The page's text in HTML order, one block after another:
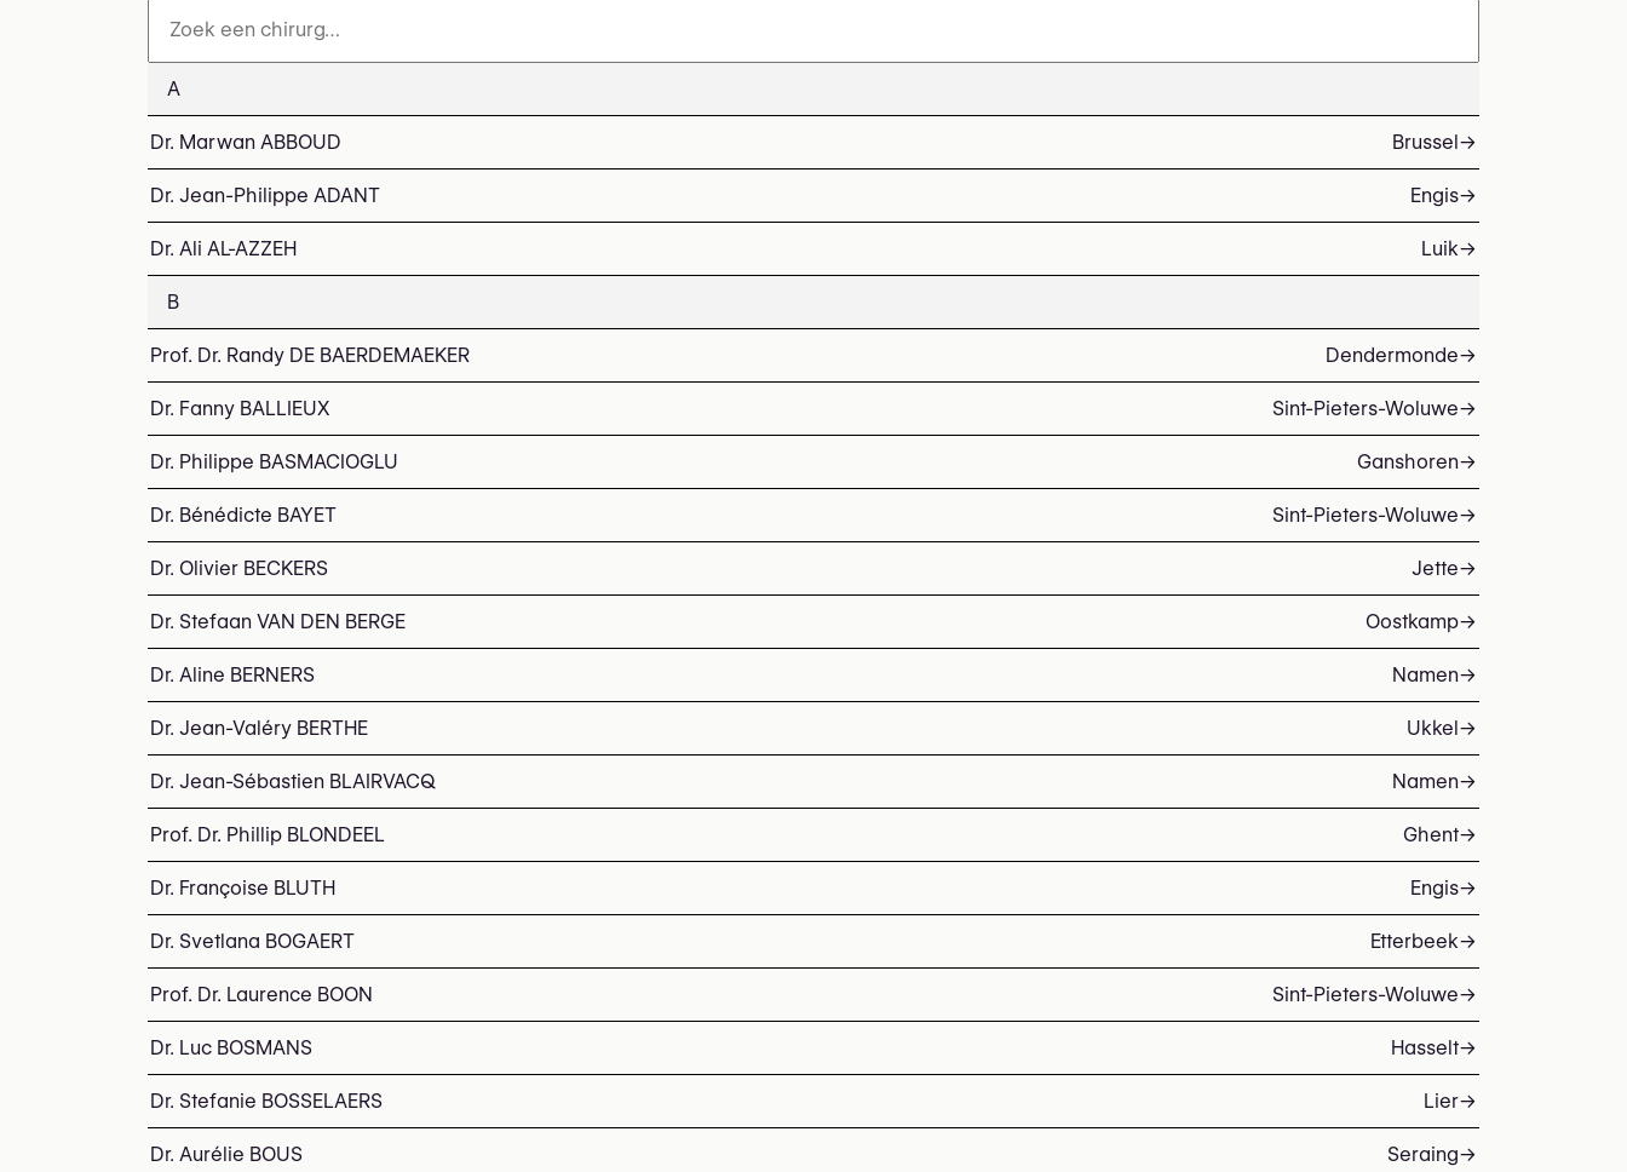
A
Dr. Marwan ABBOUD Brussel→
Dr. Jean-Philippe ADANT Engis→
Dr. Ali AL-AZZEH Luik→
B
Prof. Dr. Randy DE BAERDEMAEKER Dendermonde→
Dr. Fanny BALLIEUX Sint-Pieters-Woluwe→
Dr. Philippe BASMACIOGLU Ganshoren→
Dr. Bénédicte BAYET Sint-Pieters-Woluwe→
Dr. Olivier BECKERS Jette→
Dr. Stefaan VAN DEN BERGE Oostkamp→
Dr. Aline BERNERS Namen→
Dr. Jean-Valéry BERTHE Ukkel→
Dr. Jean-Sébastien BLAIRVACQ Namen→
Prof. Dr. Phillip BLONDEEL Ghent→
Dr. Françoise BLUTH Engis→
Dr. Svetlana BOGAERT Etterbeek→
Prof. Dr. Laurence BOON Sint-Pieters-Woluwe→
Dr. Luc BOSMANS Hasselt→
Dr. Stefanie BOSSELAERS Lier→
Dr. Aurélie BOUS Seraing→